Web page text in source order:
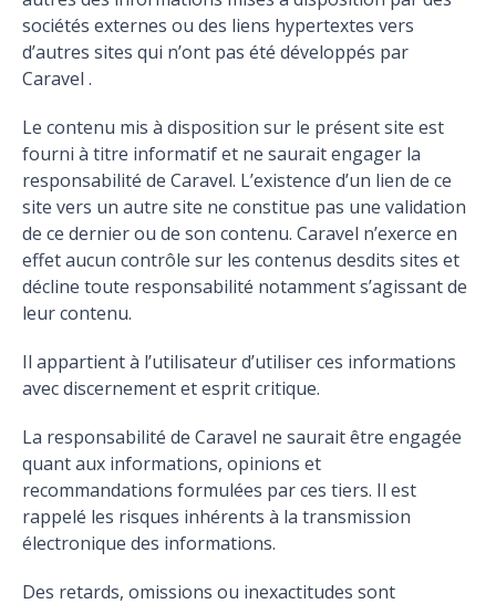
sociétés externes ou des liens hypertextes vers
d’autres sites qui n’ont pas été développés par
Caravel .
Le contenu mis à disposition sur le présent site est
fourni à titre informatif et ne saurait engager la
responsabilité de Caravel. L’existence d’un lien de ce
site vers un autre site ne constitue pas une validation
de ce dernier ou de son contenu. Caravel n’exerce en
effet aucun contrôle sur les contenus desdits sites et
décline toute responsabilité notamment s’agissant de
leur contenu.
Il appartient à l’utilisateur d’utiliser ces informations
avec discernement et esprit critique.
La responsabilité de Caravel ne saurait être engagée
quant aux informations, opinions et
recommandations formulées par ces tiers. Il est
rappelé les risques inhérents à la transmission
électronique des informations.
Des retards, omissions ou inexactitudes sont